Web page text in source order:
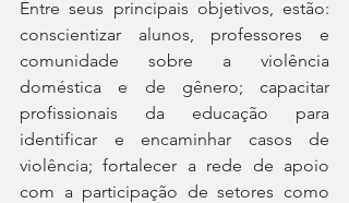
Entre seus principais objetivos, estão:
conscientizar alunos, professores e
comunidade sobre a violência
doméstica e de gênero; capacitar
profissionais da educação para
identificar e encaminhar casos de
violência; fortalecer a rede de apoio
com a participação de setores como